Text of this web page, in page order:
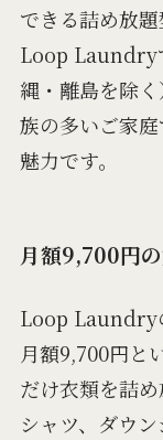
できる詰め放
Loop Laundry
縄・離島を除
族の多いご家
魅力です。
月額9,700円
Loop Laundry
月額9,700円と
だけ衣類を詰
シャツ、ダウ